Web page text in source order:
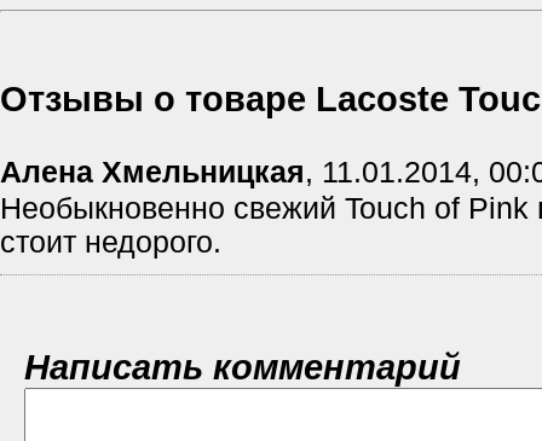
Отзывы о товаре Lacoste
Алена Хмельницкая, 11.01.2014,
Необыкновенно свежий Touch of Pink
стоит недорого.
Написать комментарий